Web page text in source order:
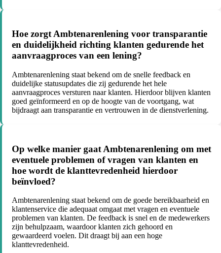
Hoe zorgt Ambtenarenlening voor transparantie
en duidelijkheid richting klanten gedurende het
aanvraagproces van een lening?
Ambtenarenlening staat bekend om de snelle feedback en
duidelijke statusupdates die zij gedurende het hele
aanvraagproces versturen naar klanten. Hierdoor blijven klanten
goed geïnformeerd en op de hoogte van de voortgang, wat
bijdraagt aan transparantie en vertrouwen in de dienstverlening.
Op welke manier gaat Ambtenarenlening om met
eventuele problemen of vragen van klanten en
hoe wordt de klanttevredenheid hierdoor
beïnvloed?
Ambtenarenlening staat bekend om de goede bereikbaarheid en
klantenservice die adequaat omgaat met vragen en eventuele
problemen van klanten. De feedback is snel en de medewerkers
zijn behulpzaam, waardoor klanten zich gehoord en
gewaardeerd voelen. Dit draagt bij aan een hoge
klanttevredenheid.